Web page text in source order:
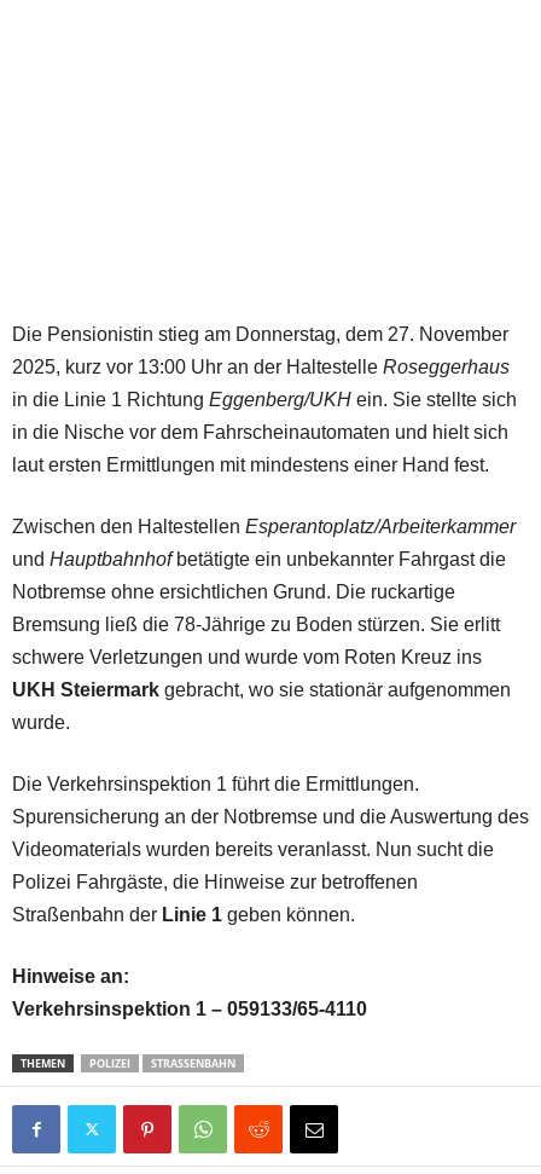
Die Pensionistin stieg am Donnerstag, dem 27. November
2025, kurz vor 13:00 Uhr an der Haltestelle Roseggerhaus
in die Linie 1 Richtung Eggenberg/UKH ein. Sie stellte sich
in die Nische vor dem Fahrscheinautomaten und hielt sich
laut ersten Ermittlungen mit mindestens einer Hand fest.
Zwischen den Haltestellen Esperantoplatz/Arbeiterkammer
und Hauptbahnhofbetätigte ein unbekannter Fahrgast die
Notbremse ohne ersichtlichen Grund. Die ruckartige
Bremsung ließ die 78-Jährige zu Boden stürzen. Sie erlitt
schwere Verletzungen und wurde vom Roten Kreuz ins
UKH Steiermark gebracht, wo sie stationär aufgenommen
wurde.
Die Verkehrsinspektion 1 führt die Ermittlungen.
Spurensicherung an der Notbremse und die Auswertung des
Videomaterials wurden bereits veranlasst. Nun sucht die
Polizei Fahrgäste, die Hinweise zur betroffenen
Straßenbahn der Linie 1 geben können.
Hinweise an:
Verkehrsinspektion 1 – 059133/65-4110
THEMEN POLIZEI STRASSENBAHN